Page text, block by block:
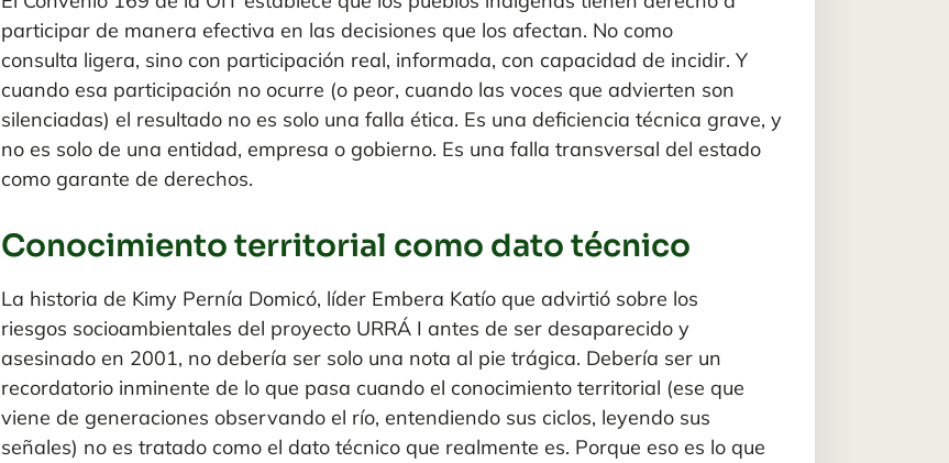
participar de manera efectiva en las decisiones que los afectan. No como
consulta ligera, sino con participación real, informada, con capacidad de incidir. Y
cuando esa participación no ocurre (o peor, cuando las voces que advierten son
silenciadas) el resultado no es solo una falla ética. Es una deficiencia técnica grave, y
no es solo de una entidad, empresa o gobierno. Es una falla transversal del estado
como garante de derechos.
Conocimiento territorial como dato técnico
La historia de Kimy Pernía Domicó, líder Embera Katío que advirtió sobre los
riesgos socioambientales del proyecto URRÁ I antes de ser desaparecido y
asesinado en 2001, no debería ser solo una nota al pie trágica. Debería ser un
recordatorio inminente de lo que pasa cuando el conocimiento territorial (ese que
viene de generaciones observando el río, entendiendo sus ciclos, leyendo sus
señales) no es tratado como el dato técnico que realmente es. Porque eso es lo que